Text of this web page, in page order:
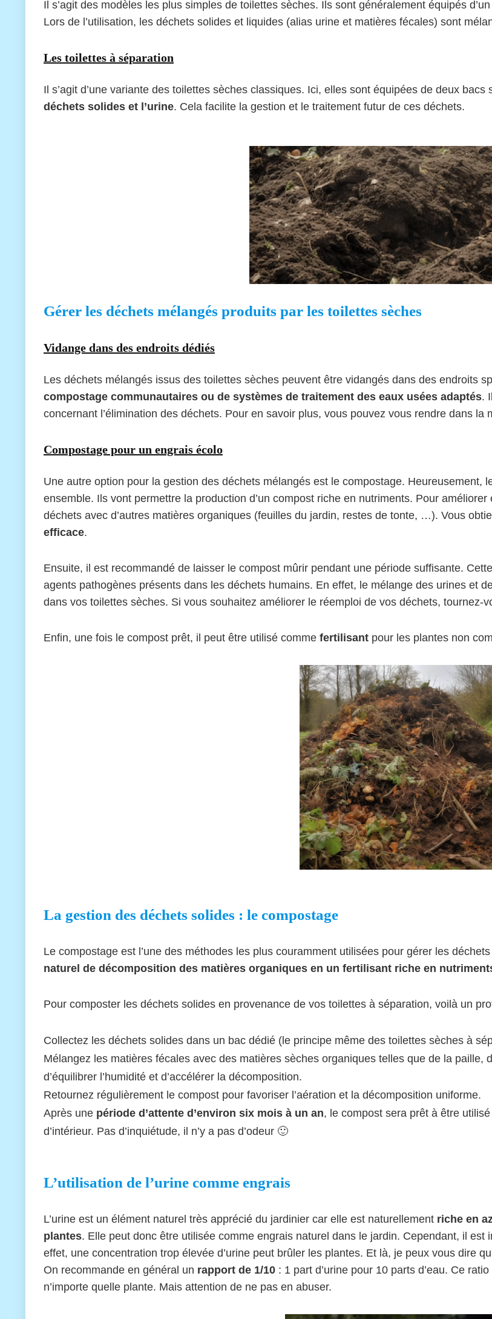
Il s’agit des modèles les plus simples de toilettes sèches. Ils sont généralement équipés
Lors de l’utilisation, les déchets solides et liquides (alias urine et matières fécales) sont
Les toilettes à séparation
Il s’agit d’une variante des toilettes sèches classiques. Ici, elles sont équipées de deux
déchets solides et l’urine. Cela facilite la gestion et le traitement futur de ces déchets.
Gérer les déchets mélangés produits par les toilettes sèches
Vidange dans des endroits dédiés
Les déchets mélangés issus des toilettes sèches peuvent être vidangés dans des endroits
compostage communautaires ou de systèmes de traitement des eaux usées adaptés.
concernant l’élimination des déchets. Pour en savoir plus, vous pouvez vous rendre dans la
Compostage pour un engrais écolo
Une autre option pour la gestion des déchets mélangés est le compostage. Heureusement,
ensemble. Ils vont permettre la production d’un compost riche en nutriments. Pour
déchets avec d’autres matières organiques (feuilles du jardin, restes de tonte, …). Vous
efficace.
Ensuite, il est recommandé de laisser le compost mûrir pendant une période suffisante.
agents pathogènes présents dans les déchets humains. En effet, le mélange des urines et
dans vos toilettes sèches. Si vous souhaitez améliorer le réemploi de vos déchets, tournez-
Enfin, une fois le compost prêt, il peut être utilisé comme fertilisant pour les plantes non
La gestion des déchets solides : le compostage
Le compostage est l’une des méthodes les plus couramment utilisées pour gérer les
naturel de décomposition des matières organiques en un fertilisant riche en
Pour composter les déchets solides en provenance de vos toilettes à séparation, voilà un
Collectez les déchets solides dans un bac dédié (le principe même des toilettes sèches à
Mélangez les matières fécales avec des matières sèches organiques telles que de la
d’équilibrer l’humidité et d’accélérer la décomposition.
Retournez régulièrement le compost pour favoriser l’aération et la décomposition uniforme.
Après une période d’attente d’environ six mois à un an, le compost sera prêt à être
d’intérieur. Pas d’inquiétude, il n’y a pas d’odeur 🙂
L’utilisation de l’urine comme engrais
L’urine est un élément naturel très apprécié du jardinier car elle est naturellement riche en
plantes. Elle peut donc être utilisée comme engrais naturel dans le jardin. Cependant, il est
effet, une concentration trop élevée d’urine peut brûler les plantes. Et là, je peux vous dire
On recommande en général un rapport de 1/10 : 1 part d’urine pour 10 parts d’eau. Ce
n’importe quelle plante. Mais attention de ne pas en abuser.